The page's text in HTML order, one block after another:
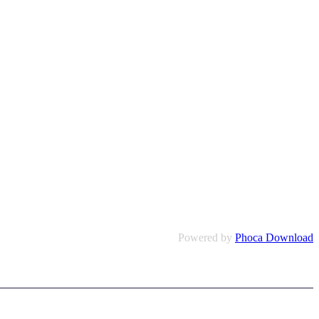
Powered by Phoca Download